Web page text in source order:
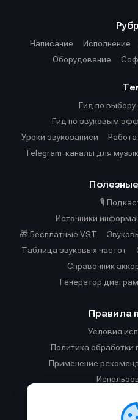
Написание
Исполнение
Оборудование
Гид по
Гид по звуковым
Уроки звукозаписи
Telegram-каналы для
🎙️
Источники
🎁 Бесплатные VST
Таблица звуковых частот
Справочник
Генератор
Правила
Условия
Политика обработки
Применение
Правила